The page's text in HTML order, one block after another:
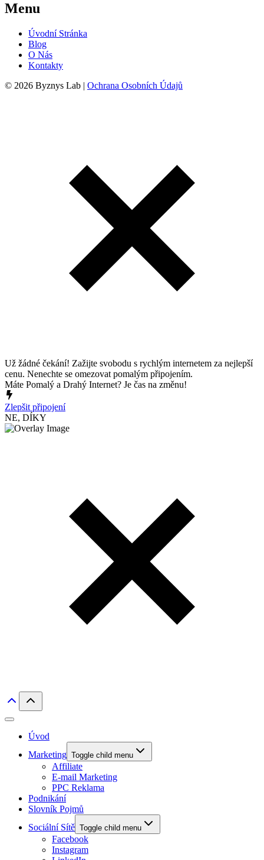
Menu
Úvodní Stránka
Blog
O Nás
Kontakty
© 2026 Byznys Lab | Ochrana Osobních Údajů
Už žádné čekání! Zažijte svobodu s rychlým internetem za nejlepší
cenu. Nenechte se omezovat pomalým připojením.
Máte Pomalý a Drahý Internet? Je čas na změnu!
Zlepšit připojení
NE, DÍKY
Úvod
Marketing Toggle child menu
Affiliate
E-mail Marketing
PPC Reklama
Podnikání
Slovník Pojmů
Sociální Sítě Toggle child menu
Facebook
Instagram